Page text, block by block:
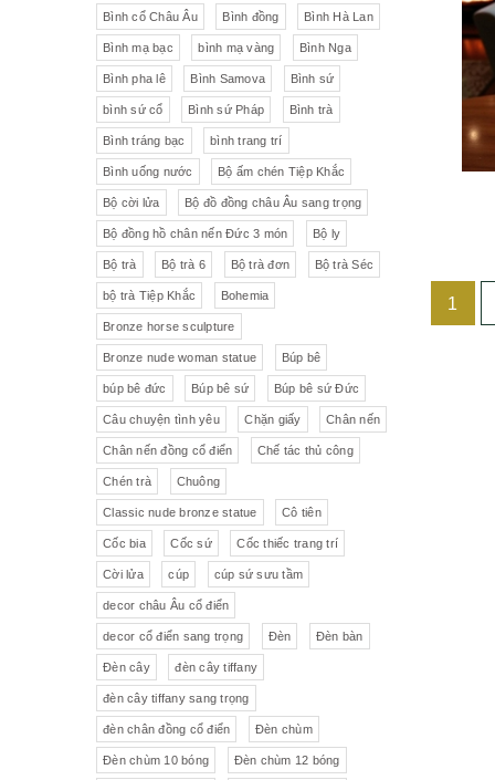
1
Đồ trang trí khác Đèn
Đồ sứ khác Tranh sơn dầu
Đồ sứ nhỏ Đôn bình
Âu sứ có nắp Gạt tàn
Ly pha lê Liễn cổ
Đồ sứ hồng Đồ sứ
Liễn sứ Đồng hồ quả lê
Đồng hồ Đèn chùm
Đèn chùm pha lê Tiệp
Đồng hồ để bàn Đồ nội thất
Pha lê màu đắp hoa nổi
Pha lê Đĩa trang trí
Sứ hồng
Ấm chén sứ Tiệp Bộ trà
Sữa
Tượng đồng Thảm
Liên Xô
Cộng hòa Séc- chợ đồ cổ Praha
pha lê Tiệp Đồ sứ Tiệp
Sứ Đức Italia, Germany
VebR- Đức Royal Schwabap
H&C - Séc Bohemia
Đức
Bavaria Nutrilon
Fonderie Bords de Seine
Chế tác thủ công Hennessy
Johnie Walker Pháp
L'art Bronze Qualité France
Karlovy Vary
Bình cổ Châu Âu Bình đồng Bình Hà Lan
Bình mạ bạc bình mạ vàng Bình Nga
Bình pha lê Bình Samova Bình sứ
bình sứ cổ Bình sứ Pháp Bình trà
Bình tráng bạc bình trang trí
Bình uống nước Bộ ấm chén Tiệp Khắc
Bộ cời lửa Bộ đồ đồng châu Âu sang trọng
Bộ đồng hồ chân nến Đức 3 món Bộ ly
Bộ trà Bộ trà 6 Bộ trà đơn Bộ trà Séc
bộ trà Tiệp Khắc Bohemia
Bronze horse sculpture
Bronze nude woman statue Búp bê
búp bê đức Búp bê sứ Búp bê sứ Đức
Câu chuyện tình yêu Chặn giấy Chân nến
Chân nến đồng cổ điển Chế tác thủ công
Chén trà Chuông
Classic nude bronze statue Cô tiên
Cốc bia Cốc sứ Cốc thiếc trang trí
Cời lửa cúp cúp sứ sưu tầm
decor châu Âu cổ điển
decor cổ điển sang trọng Đèn Đèn bàn
Đèn cây đèn cây tiffany
đèn cây tiffany sang trọng
đèn chân đồng cổ điển Đèn chùm
Đèn chùm 10 bóng Đèn chùm 12 bóng